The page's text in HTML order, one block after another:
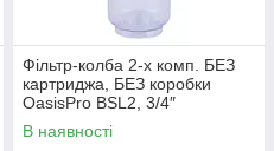
Фільтр-колба 2-х комп. БЕЗ
картриджа, БЕЗ коробки
OasisPro BSL2, 3/4″
В наявності